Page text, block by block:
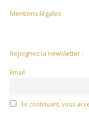
Mentions légales
Rejoignez la newsletter :
Email
En continuant, vous